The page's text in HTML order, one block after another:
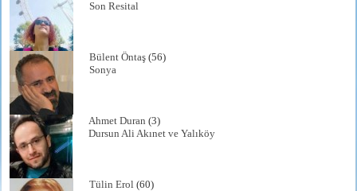
Son Resital
Bülent Öntaş (56)
Sonya
Ahmet Duran (3)
Dursun Ali Akınet ve Yalıköy
Tülin Erol (60)